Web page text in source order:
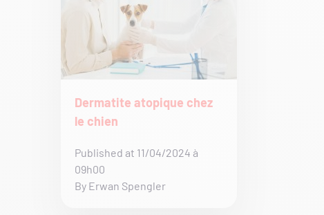
Dermatite atopique chez
le chien
Published at 11/04/2024 à
09h00
By Erwan Spengler